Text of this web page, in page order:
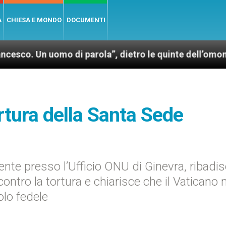
CHIESA E MONDO DOCUMENTI
uomo di parola”, dietro le quinte dell’omonimo film
della Santa Sede
presso l’Ufficio ONU di Ginevra,
la tortura e chiarisce che il Vaticano
fedele